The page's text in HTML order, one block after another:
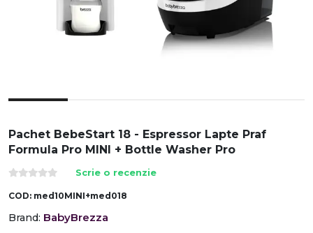
Pachet BebeStart 18 - Espressor Lapte Praf
Formula Pro MINI + Bottle Washer Pro
Scrie o recenzie
COD: med10MINI+med018
Brand: BabyBrezza